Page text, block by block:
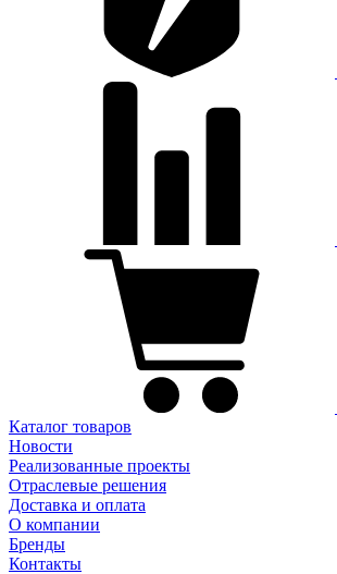
Каталог товаров
Новости
Реализованные проекты
Отраслевые решения
Доставка и оплата
О компании
Бренды
Контакты